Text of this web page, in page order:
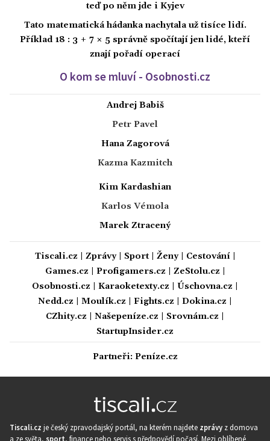
teď po něm jde i Kyjev
Tato matematická hádanka nachytala už tisíce lidí.
Příklad 18 : 3 + 7 × 5 správně spočítají jen lidé, kteří
znají pořadí operací
O kom se mluví - Osobnosti.cz
Andrej Babiš
Petr Pavel
Hana Zagorová
Kazma Kazmitch
Kim Kardashian
Karlos Vémola
Marek Ztracený
Tiscali.cz Zprávy| Sport| Ženy| Cestování|
Games.cz
Profigamers.cz ZeStolu.cz
Osobnosti.cz
Karaoketexty.cz Úschovna.cz
Nedd.cz
Moulík.cz Fights.cz Dokina.cz
CZhity.cz
Našepeníze.cz Srovnám.cz
StartupInsider.cz
Partneři: Peníze.cz
Tiscali.cz je český zpravodajský portál, na kterém najdete zprávy z domova
a ze světa, sport, finance nebo servis s předpovědí počasí. Mezi oblíbené